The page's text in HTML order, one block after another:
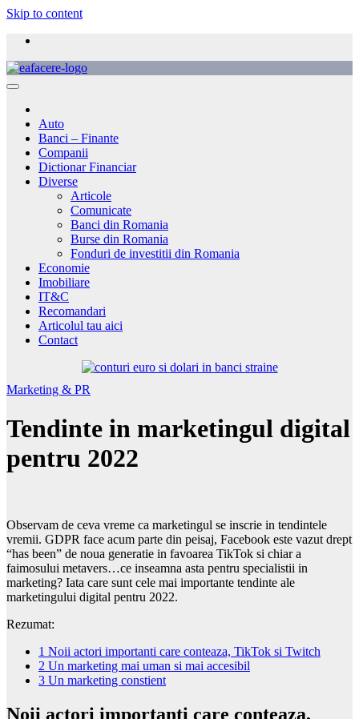
Skip to content
Auto
Banci – Finante
Companii
Dictionar Financiar
Diverse
Articole
Comunicate
Banci din Romania
Burse din Romania
Fonduri de investitii din Romania
Economie
Imobiliare
IT&C
Recomandari
Articolul tau aici
Contact
Marketing & PR
Tendinte in marketingul digital
pentru 2022
Observam de ceva vreme ca marketingul se inscrie in tendintele
vremii. GDPR face acum parte din peisaj, Facebook este vazut drept
“has been” de noua generatie in favoarea TikTok si chiar a
faimosului metavers…ce inseamna asta pentru specialistii in
marketing? Iata care sunt cele mai importante tendinte ale
marketingului digital pentru 2022.
Rezumat:
1 Noii actori importanti care conteaza, TikTok si Twitch
2 Un marketing mai uman si mai accesibil
3 Un marketing constient
Noii actori importanti care conteaza,